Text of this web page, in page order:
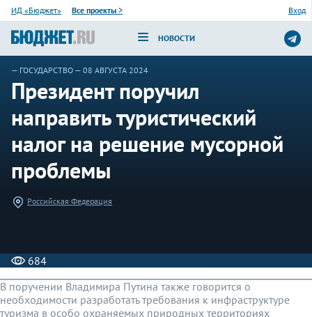
ИД «Бюджет» Все проекты > Вход
НОВОСТИ
— ГОСУДАРСТВО — 08 АВГУСТА 2024
Президент поручил
направить туристический
налог на решение мусорной
проблемы
Российская Федерация
684
В поручении Владимира Путина также говорится о
необходимости разработать требования к инфраструктуре
туризма в особо охраняемых природных территориях